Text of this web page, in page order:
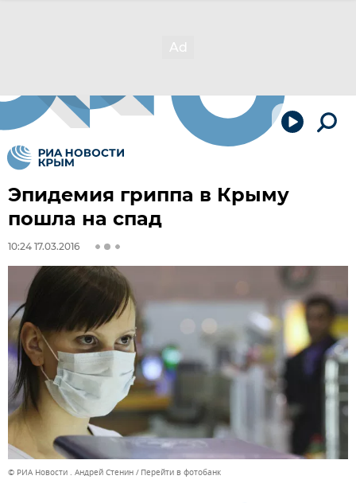
Эпидемия гриппа в Крыму
пошла на спад
10:24 17.03.2016
© РИА Новости . Андрей Стенин Перейти в фотобанк